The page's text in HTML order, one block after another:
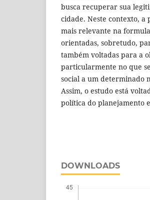
busca recuperar sua
cidade. Neste contexto, a
mais relevante na
orientadas, sobretudo,
também voltadas para a
particularmente no que
social a um determinado
Assim, o estudo está
política do planejamento
DOWNLOADS